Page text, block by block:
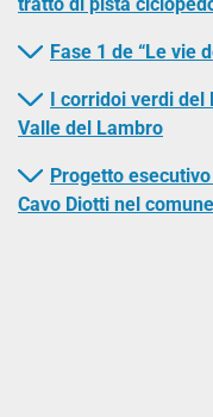
Fase 1 de “Le vie
I corridoi verdi del
Valle del Lambro
Progetto
Cavo Diotti nel